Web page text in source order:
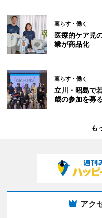
暮らす・働く
医療的ケア児
業が商品化
暮らす・働く
立川・昭島で
歳の参加を募る
も
アク